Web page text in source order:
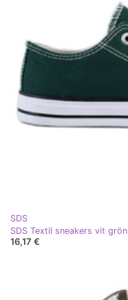
SDS
SDS Textil sneakers vit grön
16,17 €